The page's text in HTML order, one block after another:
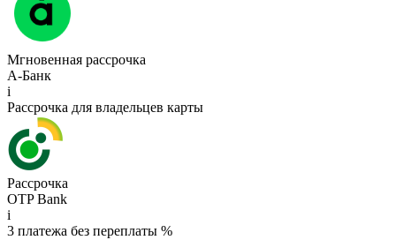
Мгновенная рассрочка
А-Банк
i
Рассрочка для владельцев карты
Рассрочка
OTP Bank
i
3 платежа без переплаты %